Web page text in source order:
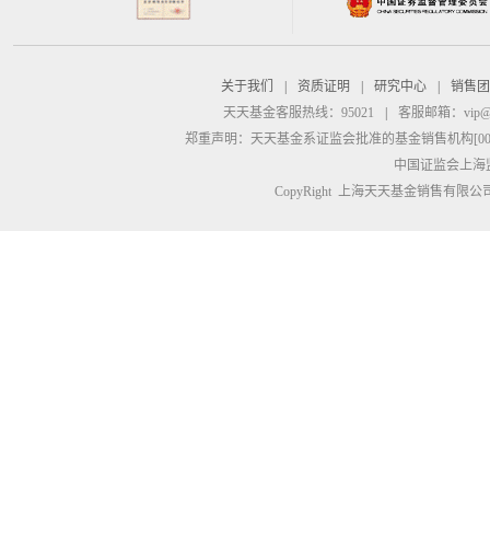
关于我们 资质证明 研究中心
销售
天天基金客服热线：95021
客服邮箱：
郑重声明： 天天基金系证监会批准的基金销售机构
中国证监会上
CopyRight 上海天天基金销售有限